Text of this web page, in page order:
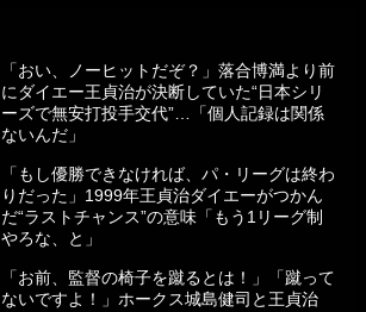
「おい、ノーヒットだぞ？」落合博満より前
にダイエー王貞治が決断していた“日本シリ
ーズで無安打投手交代”…「個人記録は関係
ないんだ」
「もし優勝できなければ、パ・リーグは終わ
りだった」1999年王貞治ダイエーがつかん
だ“ラストチャンス”の意味「もう1リーグ制
やろな、と」
「お前、監督の椅子を蹴るとは！」「蹴って
ないですよ！」ホークス城島健司と王貞治